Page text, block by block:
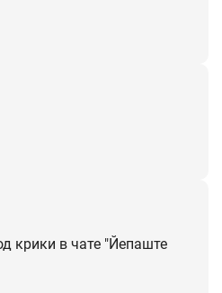
крики в чате "Йепаште